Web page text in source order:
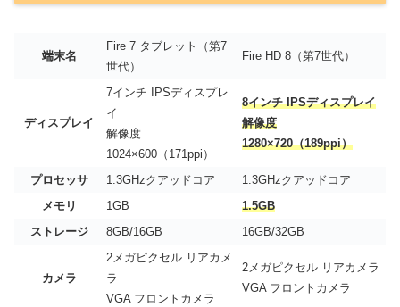
端末名
Fire 7 タブレット（第7
世代）
Fire HD 8（第7世代）
ディスプレイ
7インチ IPSディスプレ
イ
解像度
1024×600（171ppi）
8インチ IPSディスプレイ
解像度
1280×720（189ppi）
プロセッサ 1.3GHzクアッドコア
1.3GHzクアッドコア
メモリ
1GB
1.5GB
ストレージ
8GB/16GB 16GB/32GB
カメラ
2メガピクセル リアカメ
ラ
VGA フロントカメラ
2メガピクセル リアカメラ
VGA フロントカメラ